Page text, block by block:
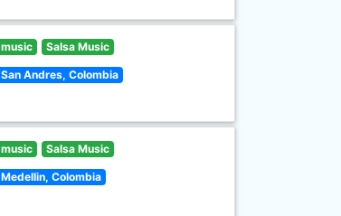
music Salsa Music
San Andres, Colombia
music Salsa Music
Medellin, Colombia